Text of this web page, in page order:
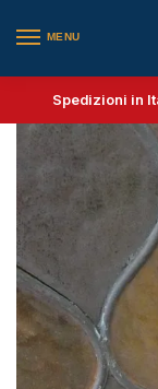
MENU
Spedizioni in